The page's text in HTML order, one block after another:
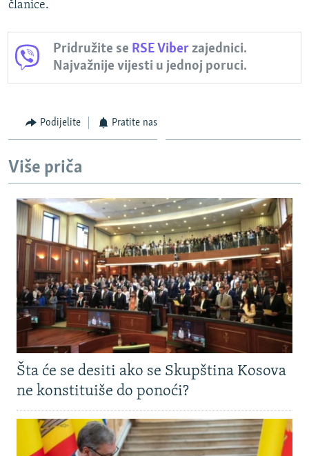
članice.
Pridružite se RSE Viberzajednici.
Najvažnije vijesti u jednoj poruci.
Podijelite Pratite nas
Više priča
Šta će se desiti ako se Skupština Kosova
ne konstituiše do ponoći?